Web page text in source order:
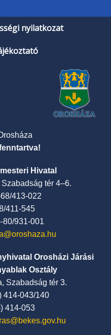
nyilatkozat
Hivatal
tér 4–6.
413-022
411-545
80/931-001
Orosházi Járási
Osztály
Szabadság tér 3.
414-043/140
414-053